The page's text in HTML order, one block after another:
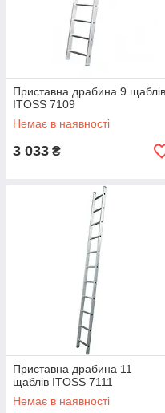
производителей,
В каталог
Простое
Приставна драбина 9 щаблів
ITOSS 7109
Немає в наявності
3 033 ₴
Приставна драбина 11
щаблів ITOSS 7111
Немає в наявності